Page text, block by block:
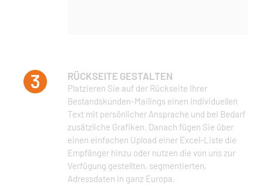
RÜCKSEITE GESTALTEN
Platzieren Sie auf der Rückseite Ihrer
Bestandskunden-Mailings einen individuellen
Text mit persönlicher Ansprache und bei Bedarf
zusätzliche Grafiken. Danach fügen Sie über
einen einfachen Upload einer Excel-Liste die
Empfänger hinzu oder nutzen die von uns zur
Verfügung gestellten, segmentierten,
Adressdaten in ganz Europa.